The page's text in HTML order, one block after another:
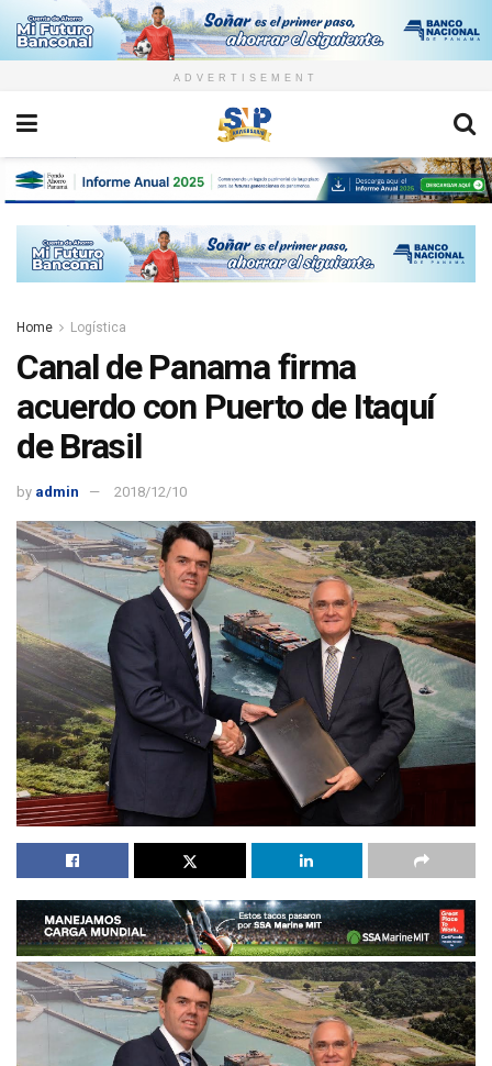
ADVERTISEMENT
Home Logística
Canal de Panama firma
acuerdo con Puerto de Itaquí
de Brasil
by admin 2018/12/10